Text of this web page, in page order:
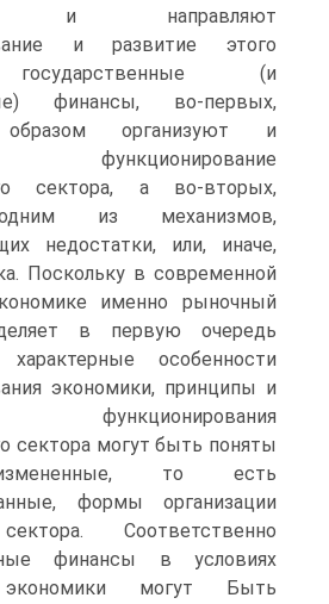
и направляют
и развитие этого
(и
финансы, во-первых,
организуют и
функционирование
сектора, а во-вторых,
из механизмов,
недостатки, или, иначе,
Поскольку в современной
именно рыночный
в первую очередь
особенности
экономики, принципы и
функционирования
сектора могут быть поняты
то есть
формы организации
Соответственно
финансы в условиях
могут Быть